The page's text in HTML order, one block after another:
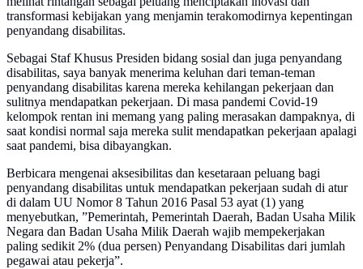
transformasi kebijakan yang menjamin terakomodirnya kepentingan
penyandang disabilitas.
Sebagai Staf Khusus Presiden bidang sosial dan juga penyandang
disabilitas, saya banyak menerima keluhan dari teman-teman
penyandang disabilitas karena mereka kehilangan pekerjaan dan
sulitnya mendapatkan pekerjaan. Di masa pandemi Covid-19
kelompok rentan ini memang yang paling merasakan dampaknya, di
saat kondisi normal saja mereka sulit mendapatkan pekerjaan apalagi
saat pandemi, bisa dibayangkan.
Berbicara mengenai aksesibilitas dan kesetaraan peluang bagi
penyandang disabilitas untuk mendapatkan pekerjaan sudah di atur
di dalam UU Nomor 8 Tahun 2016 Pasal 53 ayat (1) yang
menyebutkan, ”Pemerintah, Pemerintah Daerah, Badan Usaha Milik
Negara dan Badan Usaha Milik Daerah wajib mempekerjakan
paling sedikit 2% (dua persen) Penyandang Disabilitas dari jumlah
pegawai atau pekerja”.